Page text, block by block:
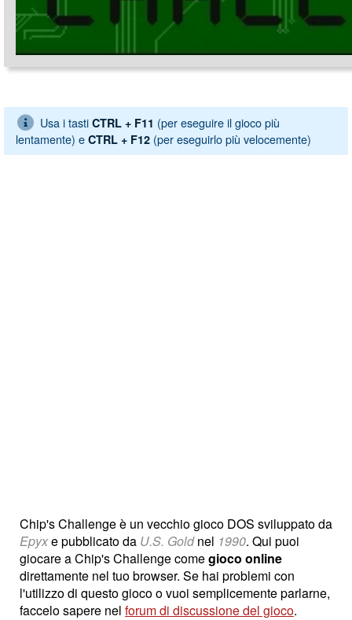
Usa i tasti CTRL + F11 (per eseguire il gioco più
lentamente) e CTRL + F12 (per eseguirlo più velocemente)
Chip's Challenge è un vecchio gioco DOS sviluppato da
Epyxe pubblicato da U.S. Goldnel 1990. Qui puoi
giocare a Chip's Challenge comegioco online
direttamente nel tuo browser. Se hai problemi con
l'utilizzo di questo gioco o vuoi semplicemente parlarne,
faccelo sapere nel forum di discussione del gioco.